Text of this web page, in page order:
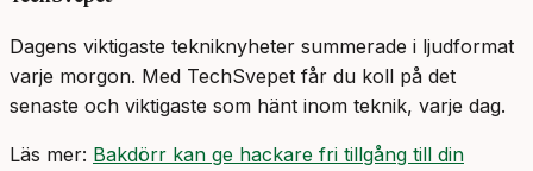
Dagens viktigaste tekniknyheter summerade i ljudformat
varje morgon. Med TechSvepet får du koll på det
senaste och viktigaste som hänt inom teknik, varje dag.
Läs mer: Bakdörr kan ge hackare fri tillgång till din